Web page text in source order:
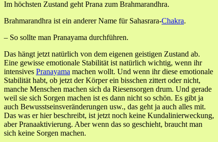
Im höchsten Zustand geht Prana zum Brahmarandhra.
Brahmarandhra ist ein anderer Name für Sahasrara-Chakra.
– So sollte man Pranayama durchführen.
Das hängt jetzt natürlich von dem eigenen geistigen Zustand ab.
Eine gewisse emotionale Stabilität ist natürlich wichtig, wenn ihr
intensives Pranayama machen wollt. Und wenn ihr diese emotionale
Stabilität habt, ob jetzt der Körper ein bisschen zittert oder nicht,
manche Menschen machen sich da Riesensorgen drum. Und gerade
weil sie sich Sorgen machen ist es dann nicht so schön. Es gibt ja
auch Bewusstseinsveränderungen usw., das geht ja auch alles mit.
Das was er hier beschreibt, ist jetzt noch keine Kundalinierweckung,
aber Pranaaktivierung. Aber wenn das so geschieht, braucht man
sich keine Sorgen machen.